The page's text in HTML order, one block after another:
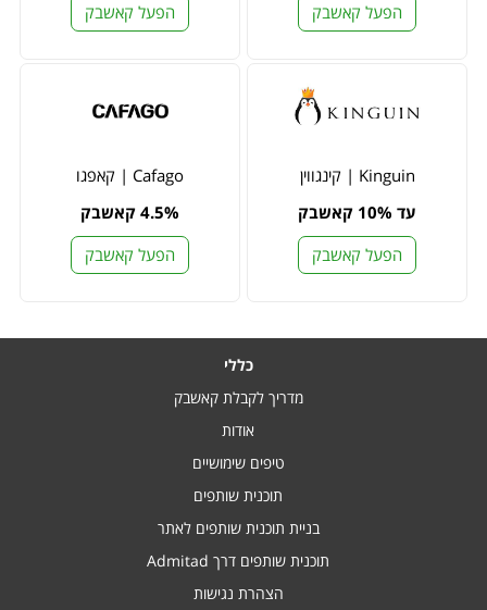
הפעל קאשבק
הפעל קאשבק
Kinguin | קינגווין
עד 10% קאשבק
הפעל קאשבק
Cafago | קאפגו
4.5% קאשבק
הפעל קאשבק
כללי
מדריך לקבלת קאשבק
אודות
טיפים שימושיים
תוכנית שותפים
בניית תוכנית שותפים לאתר
תוכנית שותפים דרך Admitad
הצהרת נגישות